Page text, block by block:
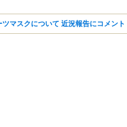
ツマスクについて 近況報告にコメント